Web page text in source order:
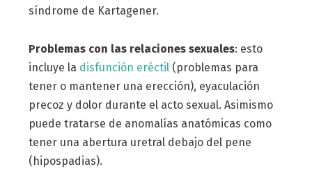
síndrome de Kartagener.
Problemas con las relaciones sexuales: esto
incluye la disfunción eréctil(problemas para
tener o mantener una erección), eyaculación
precoz y dolor durante el acto sexual. Asimismo
puede tratarse de anomalías anatómicas como
tener una abertura uretral debajo del pene
(hipospadias).